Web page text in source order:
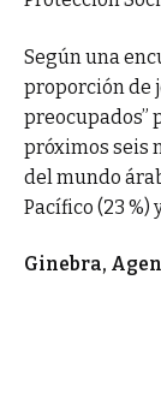
Según una
proporción de
preocupados”
próximos seis
del mundo
Pacífico (23 %)
Ginebra,